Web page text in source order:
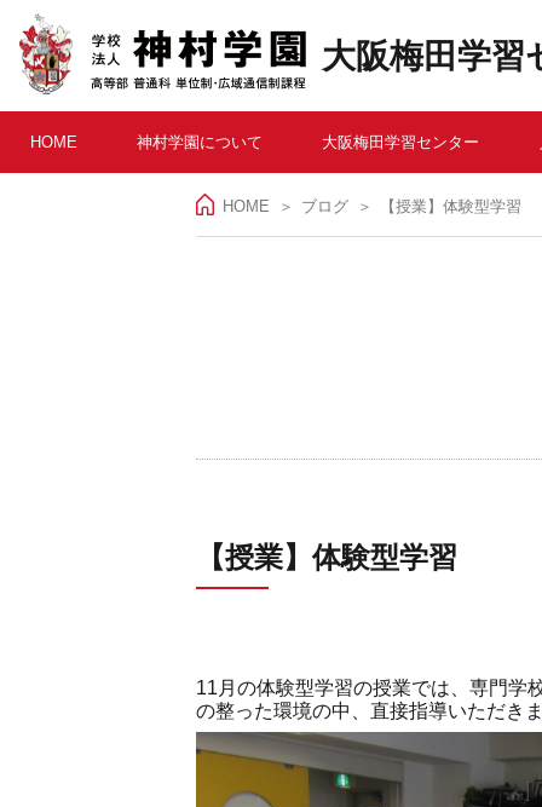
大阪梅田学習
HOME 神村学園について 大阪梅田学習センター
HOME ＞ ブログ 【授業】体験型学習
【授業】体験型学習
11月の体験型学習の授業では、専門学
の整った環境の中、直接指導いただき